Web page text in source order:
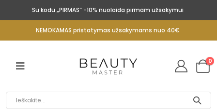
Su kodu „PIRMAS“ -10% nuolaida pirmam užsakymui
NEMOKAMAS pristatymas užsakymams nuo 40€
0